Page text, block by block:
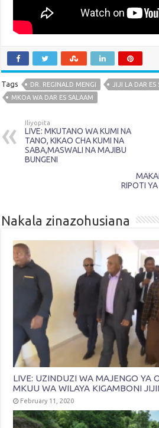
Tags DR. REGINALD MENGI
JIJI LA DAR ES
MKOA WA DAR ES SALAAM
Iliyopita
LIVE: MKUTANO WA KUMI NA
TANO, KIKAO CHA KUMI NA
SABA,MASWALI NA MAJIBU
BUNGENI
RIPOTI
Nakala zinazohusiana
LIVE: UZINDUZI WA MAJENGO YA
MKUU WA WILAYA KIGAMBONI
February 11, 2020